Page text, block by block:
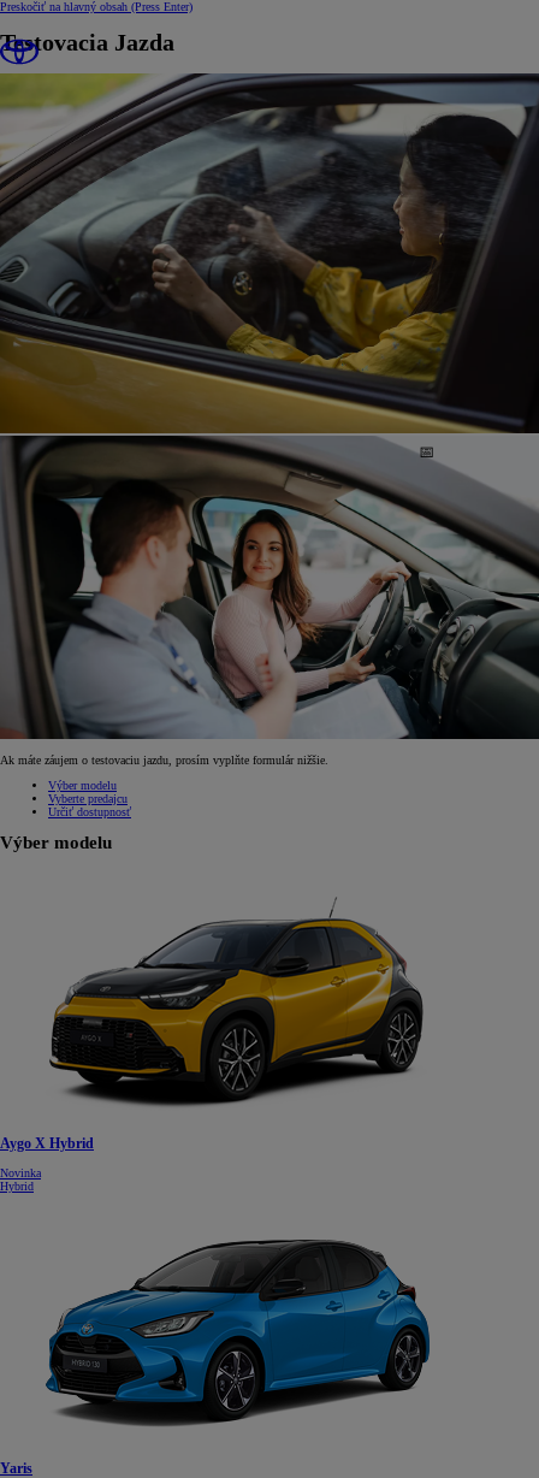
Preskočiť na hlavný obsah (Press Enter)
Testovacia Jazda
Ak máte záujem o testovaciu jazdu, prosím vyplňte formulár nižšie.
Výber modelu
Vyberte predajcu
Určiť dostupnosť
Výber modelu
Aygo X Hybrid
Novinka
Hybrid
Yaris